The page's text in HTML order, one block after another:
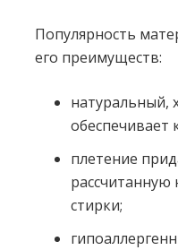
Популярность
его преимуществ:
натуральный,
обеспечивает
плетение
рассчитанную
стирки;